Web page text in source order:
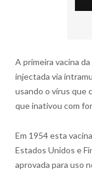
A primeira vacina
injectada via
usando o vírus que
que inativou com
Em 1954 esta
Estados Unidos e
aprovada para uso